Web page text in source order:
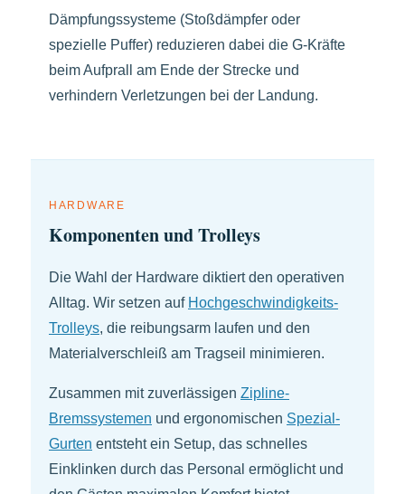
Dämpfungssysteme (Stoßdämpfer oder
spezielle Puffer) reduzieren dabei die G-Kräfte
beim Aufprall am Ende der Strecke und
verhindern Verletzungen bei der Landung.
HARDWARE
Komponenten und Trolleys
Die Wahl der Hardware diktiert den operativen
Alltag. Wir setzen auf Hochgeschwindigkeits-
Trolleys, die reibungsarm laufen und den
Materialverschleiß am Tragseil minimieren.
Zusammen mit zuverlässigen Zipline-
Bremssystemen und ergonomischen Spezial-
Gurten entsteht ein Setup, das schnelles
Einklinken durch das Personal ermöglicht und